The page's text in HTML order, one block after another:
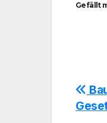
Gefällt